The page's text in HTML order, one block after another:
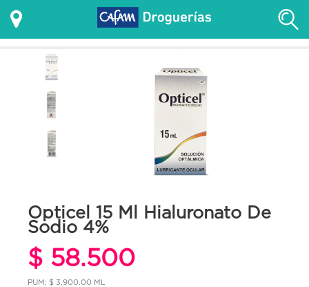
Opticel 15 Ml Hialuronato De
Sodio 4%
$ 58.500
PUM: $ 3,900.00 ML